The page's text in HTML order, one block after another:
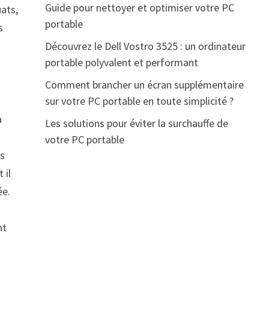
il
Guide pour nettoyer et optimiser votre PC
portable
Découvrez le Dell Vostro 3525 : un ordinateur
portable polyvalent et performant
Comment brancher un écran supplémentaire
sur votre PC portable en toute simplicité ?
Les solutions pour éviter la surchauffe de
votre PC portable